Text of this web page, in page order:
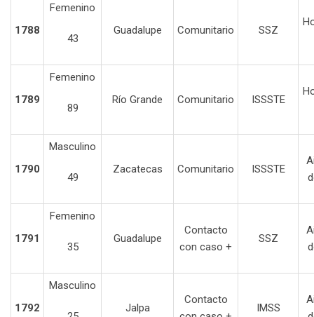
1788
Femenino
43
Guadalupe Comunitario SSZ
1789
Femenino
89
Río Grande Comunitario ISSSTE
1790
Masculino
49
Zacatecas Comunitario ISSSTE
1791
Femenino
35
Guadalupe
Contacto
con caso +
SSZ
1792
Masculino
Jalpa
Contacto
IMSS